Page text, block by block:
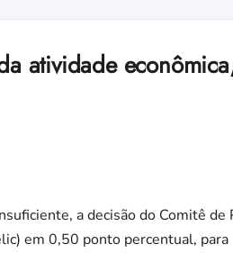
atividade
a decisão do Comitê de
em 0,50 ponto percentual, para